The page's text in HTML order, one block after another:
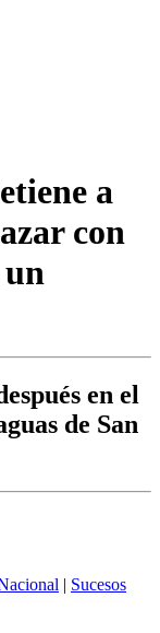
a
con
en el
de San
| Sucesos